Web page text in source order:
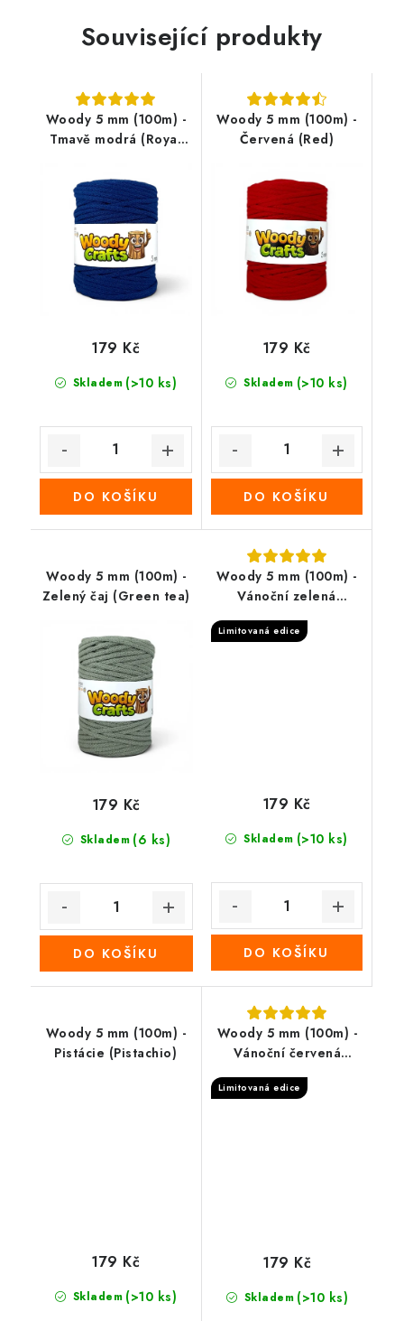
Související produkty
Woody 5 mm (100m) -
Tmavě modrá (Royal
Skladem (>10 ks)
179 Kč
DO KOŠÍKU
Woody 5 mm (100m) -
Červená (Red)
Skladem (>10 ks)
179 Kč
DO KOŠÍKU
Woody 5 mm (100m) -
Zelený čaj (Green tea)
Skladem (6 ks)
179 Kč
DO KOŠÍKU
Woody 5 mm (100m) -
Vánoční zelená
Limitovaná edice
Skladem (>10 ks)
179 Kč
DO KOŠÍKU
Woody 5 mm (100m) -
Pistácie (Pistachio)
Skladem (>10 ks)
179 Kč
Woody 5 mm (100m) -
Vánoční červená
(Christmas Red)
Limitovaná edice
Skladem (>10 ks)
179 Kč